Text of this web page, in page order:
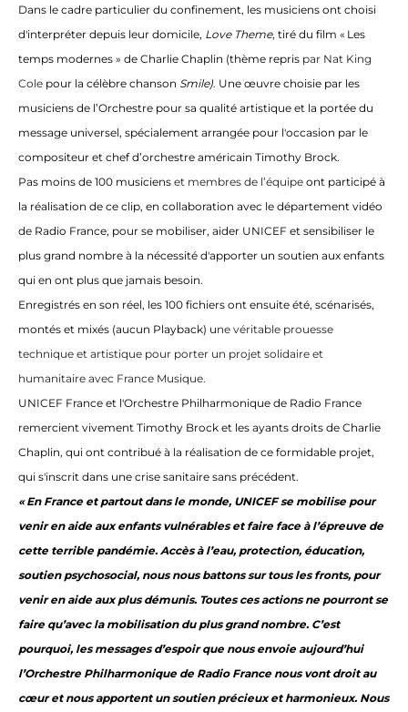
Dans le cadre particulier du confinement, les musiciens ont choisi
d'interpréter depuis leur domicile, Love Theme, tiré du film « Les
temps modernes » de Charlie Chaplin (thème repris par Nat King
Cole pour la célèbre chanson Smile). Une œuvre choisie par les
musiciens de l’Orchestre pour sa qualité artistique et la portée du
message universel, spécialement arrangée pour l'occasion par le
compositeur et chef d’orchestre américain Timothy Brock.
Pas moins de 100 musiciens et membres de l’équipe ont participé à
la réalisation de ce clip, en collaboration avec le département vidéo
de Radio France, pour se mobiliser, aider UNICEF et sensibiliser le
plus grand nombre à la nécessité d'apporter un soutien aux enfants
qui en ont plus que jamais besoin.
Enregistrés en son réel, les 100 fichiers ont ensuite été, scénarisés,
montés et mixés (aucun Playback) une véritable prouesse
technique et artistique pour porter un projet solidaire et
humanitaire avec France Musique.
UNICEF France et l'Orchestre Philharmonique de Radio France
remercient vivement Timothy Brock et les ayants droits de Charlie
Chaplin, qui ont contribué à la réalisation de ce formidable projet,
qui s'inscrit dans une crise sanitaire sans précédent.
« En France et partout dans le monde, UNICEF se mobilise pour
venir en aide aux enfants vulnérables et faire face à l’épreuve de
cette terrible pandémie. Accès à l’eau, protection, éducation,
soutien psychosocial, nous nous battons sur tous les fronts, pour
venir en aide aux plus démunis. Toutes ces actions ne pourront se
faire qu’avec la mobilisation du plus grand nombre. C’est
pourquoi, les messages d’espoir que nous envoie aujourd’hui
l’Orchestre Philharmonique de Radio France nous vont droit au
cœur et nous apportent un soutien précieux et harmonieux. Nous